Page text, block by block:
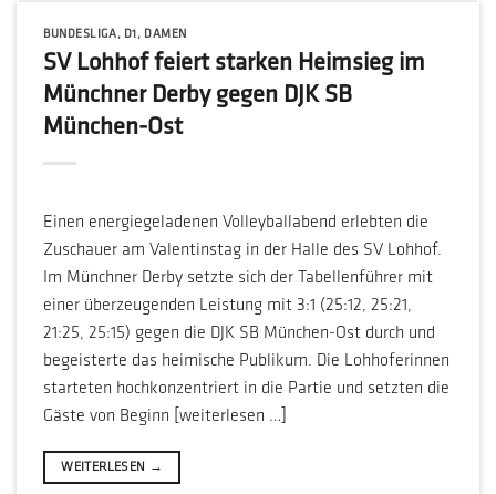
BUNDESLIGA, D1 , DAMEN
SV Lohhof feiert starken Heimsieg im
Münchner Derby gegen DJK SB
München-Ost
Einen energiegeladenen Volleyballabend erlebten die
Zuschauer am Valentinstag in der Halle des SV Lohhof.
Im Münchner Derby setzte sich der Tabellenführer mit
einer überzeugenden Leistung mit 3:1 (25:12, 25:21,
21:25, 25:15) gegen die DJK SB München-Ost durch und
begeisterte das heimische Publikum. Die Lohhoferinnen
starteten hochkonzentriert in die Partie und setzten die
Gäste von Beginn [weiterlesen …]
WEITERLESEN →